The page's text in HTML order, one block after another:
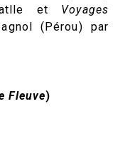
et Voyages
(Pérou) par
Fleuve)